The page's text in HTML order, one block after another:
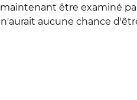
être examiné
aucune chance